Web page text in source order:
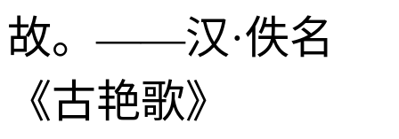
故。——汉·佚名
《古艳歌》